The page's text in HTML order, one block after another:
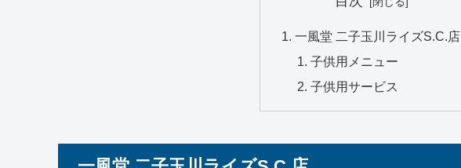
一風堂 二子玉川ライズS.C.店
子供用メニュー
子供用サービス